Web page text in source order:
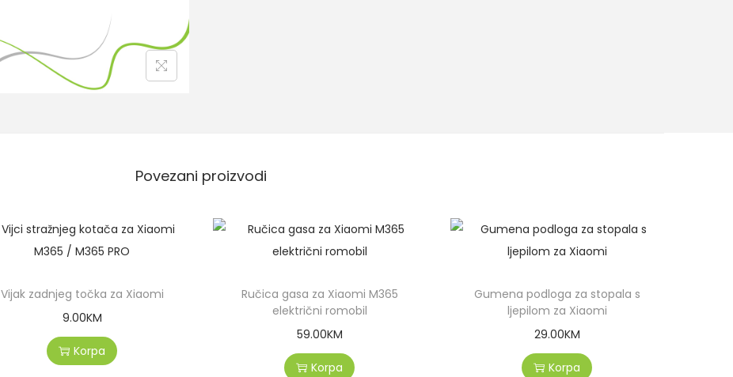
Povezani proizvodi
Vijak zadnjeg točka za Xiaomi
9.00KM
Korpa
Ručica gasa za Xiaomi M365
električni romobil
59.00KM
Korpa
Gumena podloga za stopala s
ljepilom za Xiaomi
29.00KM
Korpa